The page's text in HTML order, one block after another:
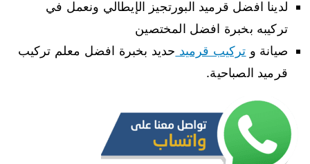
لدينا افضل قرميد البورتجيز الإيطالي ونعمل في
تركيبه بخبرة افضل المختصين
صيانة و تركيب قرميد حديد بخبرة افضل معلم تركيب
قرميد الصباحية.